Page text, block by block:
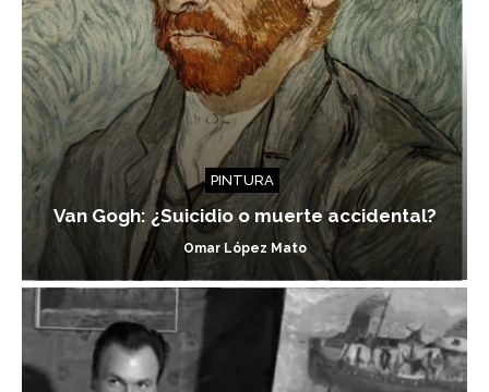
PINTURA
Van Gogh: ¿Suicidio o muerte accidental?
Omar López Mato